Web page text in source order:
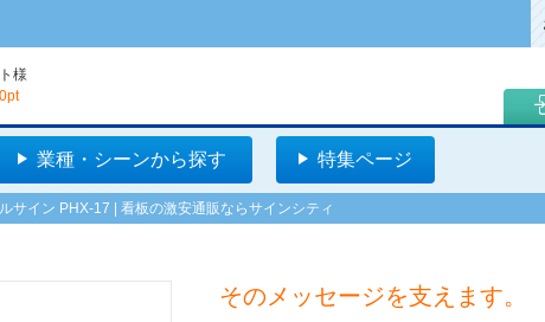
様
0pt
業種・シーンから探す 特集ページ
サイン PHX-17 | 看板の激安通販ならサインシティ
そのメッセージを支えます。